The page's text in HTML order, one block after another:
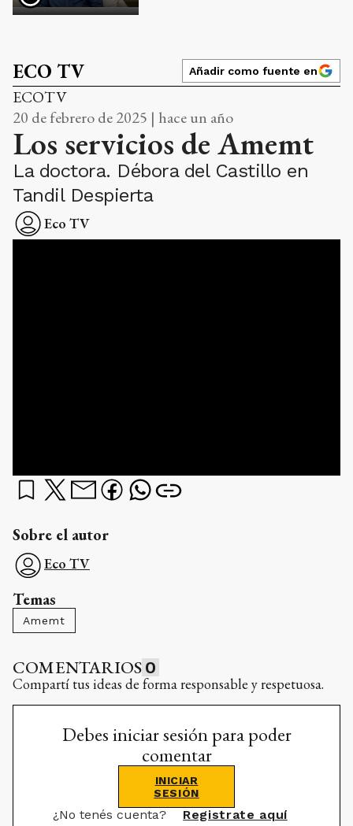
ECO TV Añadir como fuente en
ECOTV
20 de febrero de 2025 | hace un año
Los servicios de Amemt
La doctora. Débora del Castillo en
Tandil Despierta
Eco TV
Sobre el autor
Eco TV
Temas
Amemt
COMENTARIOS 0
Compartí tus ideas de forma responsable y respetuosa.
Debes iniciar sesión para poder
comentar
INICIAR
SESIÓN
¿No tenés cuenta? Registrate aquí